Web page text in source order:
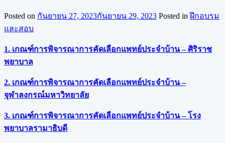
Posted on กันยายน 27, 2023กันยายน 29, 2023 Posted inฝึกอบรม
และสอบ
1. เกณฑ์การพิจารณาการคัดเลือกแพทย์ประจำบ้าน – ศิริราช
พยาบาล
2. เกณฑ์การพิจารณาการคัดเลือกแพทย์ประจำบ้าน –
จุฬาลงกรณ์มหาวิทยาลัย
3. เกณฑ์การพิจารณาการคัดเลือกแพทย์ประจำบ้าน – โรง
พยาบาลรามาธิบดี